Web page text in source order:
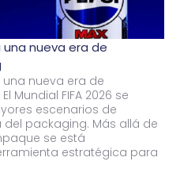
una nueva era de
una nueva era de
Mundial FIFA 2026 se
escenarios de
packaging. Más allá de
se está
estratégica para